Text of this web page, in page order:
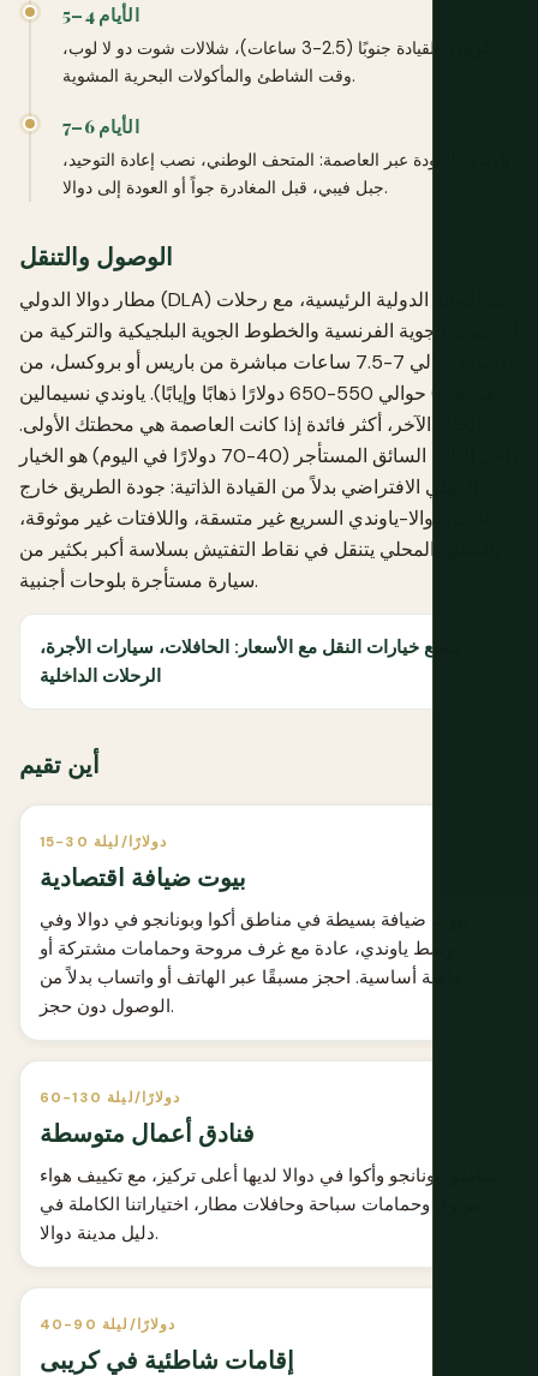
الأيام 4–5
القيادة جنوبًا (2.5-3 ساعات)، شلالات شوت دو لا لوب،
وقت الشاطئ والمأكولات البحرية المشوية.
الأيام 6–7
العودة عبر العاصمة: المتحف الوطني، نصب إعادة التوحيد،
جبل فيبي، قبل المغادرة جواً أو العودة إلى دوالا.
الوصول والتنقل
مطار دوالا الدولي (DLA) هو البوابة الدولية الرئيسية، مع رحلات
الخطوط الجوية الفرنسية والخطوط الجوية البلجيكية والتركية من
أوروبا (حوالي 7-7.5 ساعات مباشرة من باريس أو بروكسل، من
حوالي 550-650 دولارًا ذهابًا وإيابًا). ياوندي نسيمالين (NSI) هو
الخيار الآخر، أكثر فائدة إذا كانت العاصمة هي محطتك الأولى.
داخل البلاد، السائق المستأجر (40-70 دولارًا في اليوم) هو الخيار
العملي الافتراضي بدلاً من القيادة الذاتية: جودة الطريق خارج
طريق دوالا-ياوندي السريع غير متسقة، واللافتات غير موثوقة،
والسائق المحلي يتنقل في نقاط التفتيش بسلاسة أكبر بكثير من
سيارة مستأجرة بلوحات أجنبية.
جميع خيارات النقل مع الأسعار: الحافلات، سيارات الأجرة،
الرحلات الداخلية
أين تقيم
15-30 دولارًا/ليلة
بيوت ضيافة اقتصادية
بيوت ضيافة بسيطة في مناطق أكوا وبونانجو في دوالا وفي
وسط ياوندي، عادة مع غرف مروحة وحمامات مشتركة أو
خاصة أساسية. احجز مسبقًا عبر الهاتف أو واتساب بدلاً من
الوصول دون حجز.
60-130 دولارًا/ليلة
فنادق أعمال متوسطة
مناطق بونانجو وأكوا في دوالا لديها أعلى تركيز، مع تكييف هواء
موثوق وحمامات سباحة وحافلات مطار، اختياراتنا الكاملة في
دليل مدينة دوالا.
40-90 دولارًا/ليلة
إقامات شاطئية في كريبى